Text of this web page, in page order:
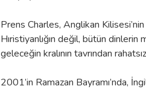
Prens Charles, Anglikan
Hıristiyanlığın değil, bütün dinlerin
geleceğin kralının tavrından
2001’in Ramazan Bayramı’nda,